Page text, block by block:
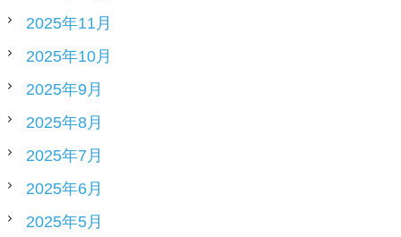
2025年11月
2025年10月
2025年9月
2025年8月
2025年7月
2025年6月
2025年5月